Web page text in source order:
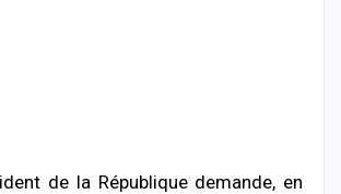
de la République demande, en